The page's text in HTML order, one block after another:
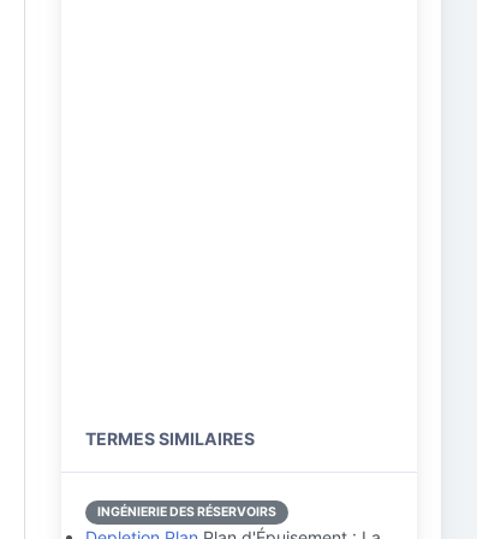
TERMES SIMILAIRES
INGÉNIERIE DES RÉSERVOIRS